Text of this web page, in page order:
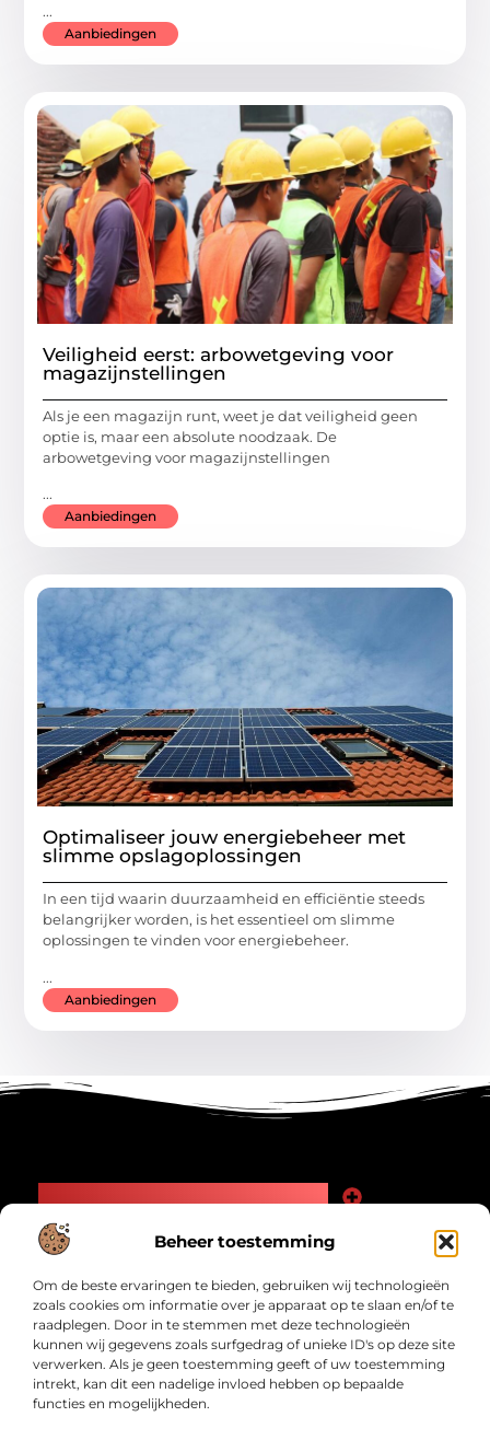
Beheer toestemming
Om de beste ervaringen te bieden, gebruiken wij technologieën
zoals cookies om informatie over je apparaat op te slaan en/of te
raadplegen. Door in te stemmen met deze technologieën
kunnen wij gegevens zoals surfgedrag of unieke ID's op deze site
verwerken. Als je geen toestemming geeft of uw toestemming
intrekt, kan dit een nadelige invloed hebben op bepaalde
functies en mogelijkheden.
...
Aanbiedingen
Veiligheid eerst: arbowetgeving voor
magazijnstellingen
Als je een magazijn runt, weet je dat veiligheid geen
optie is, maar een absolute noodzaak. De
arbowetgeving voor magazijnstellingen
...
Aanbiedingen
Optimaliseer jouw energiebeheer met
slimme opslagoplossingen
In een tijd waarin duurzaamheid en efficiëntie steeds
belangrijker worden, is het essentieel om slimme
oplossingen te vinden voor energiebeheer.
...
Aanbiedingen
Bericht categorie